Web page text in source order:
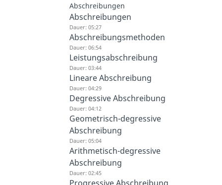
Abschreibungen
Abschreibungen
Dauer: 05:27
Abschreibungsmethoden
Dauer: 06:54
Leistungsabschreibung
Dauer: 03:44
Lineare Abschreibung
Dauer: 04:29
Degressive Abschreibung
Dauer: 04:12
Geometrisch-degressive
Abschreibung
Dauer: 05:04
Arithmetisch-degressive
Abschreibung
Dauer: 02:45